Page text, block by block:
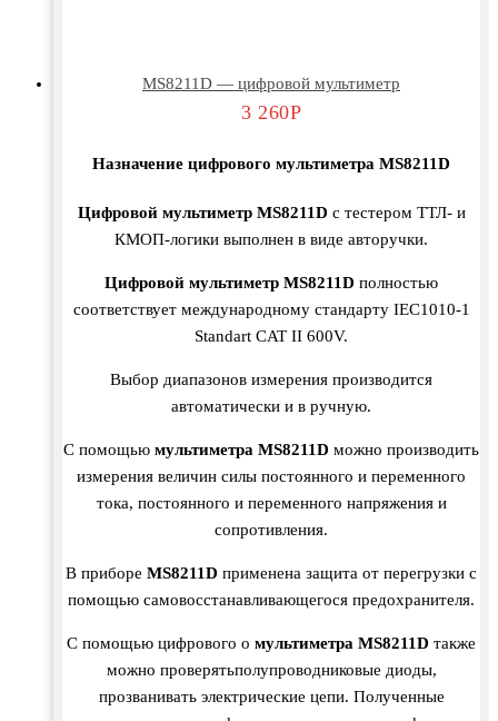
MS8211D — цифровой мультиметр
3 260Р
Назначение цифрового мультиметра MS8211D
Цифровой мультиметр MS8211D c тестером ТТЛ- и
КМОП-логики выполнен в виде авторучки.
Цифровой мультиметр MS8211D полностью
соответствует международному стандарту IEC1010-1
Standart CAT II 600V.
Выбор диапазонов измерения производится
автоматически и в ручную.
С помощью мультиметра MS8211D можно производить
измерения величин силы постоянного и переменного
тока, постоянного и переменного напряжения и
сопротивления.
В приборе MS8211D применена защита от перегрузки с
помощью самовосстанавливающегося предохранителя.
С помощью цифрового о мультиметра MS8211D также
можно проверятьполупроводниковые диоды,
прозванивать электрические цепи. Полученные